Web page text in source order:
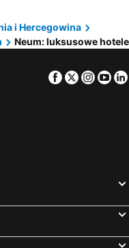
i Hercegowina
Neum: luksusowe hotele
Facebook
Twitter